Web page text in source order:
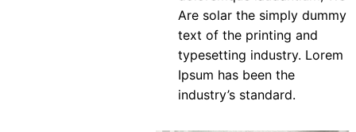
Are solar the simply dummy
text of the printing and
typesetting industry. Lorem
Ipsum has been the
industry’s standard.